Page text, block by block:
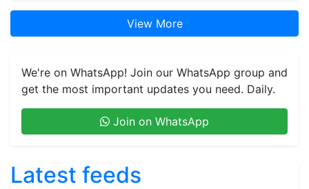
View More
We're on WhatsApp! Join our WhatsApp group and
get the most important updates you need. Daily.
Join on WhatsApp
Latest feeds